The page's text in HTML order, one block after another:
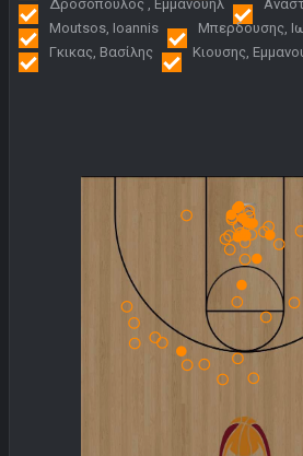
Δροσόπουλος , Εμμανουήλ
Moutsos, Ioannis
Μπερδουσης,
Γκικας, Βασίλης
Κιουσης,